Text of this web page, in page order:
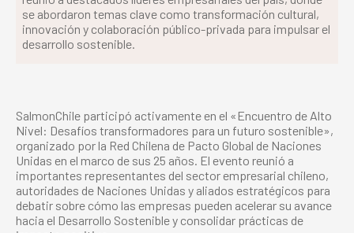
se abordaron temas clave como transformación cultural,
innovación y colaboración público-privada para impulsar el
desarrollo sostenible.
SalmonChile participó activamente en el «Encuentro de Alto
Nivel: Desafíos transformadores para un futuro sostenible»,
organizado por la Red Chilena de Pacto Global de Naciones
Unidas en el marco de sus 25 años. El evento reunió a
importantes representantes del sector empresarial chileno,
autoridades de Naciones Unidas y aliados estratégicos para
debatir sobre cómo las empresas pueden acelerar su avance
hacia el Desarrollo Sostenible y consolidar prácticas de